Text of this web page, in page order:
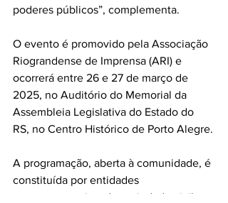
poderes públicos”, complementa.
O evento é promovido pela Associação
Riograndense de Imprensa (ARI) e
ocorrerá entre 26 e 27 de março de
2025, no Auditório do Memorial da
Assembleia Legislativa do Estado do
RS, no Centro Histórico de Porto Alegre.
A programação, aberta à comunidade, é
constituída por entidades
governamentais e da sociedade civil,